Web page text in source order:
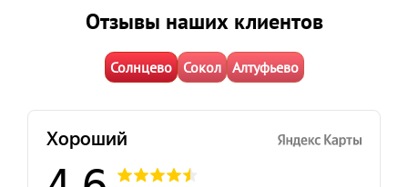
Отзывы наших клиентов
Солнцево Сокол Алтуфьево